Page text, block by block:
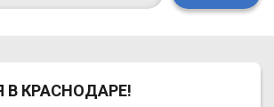
В КРАСНОДАРЕ!